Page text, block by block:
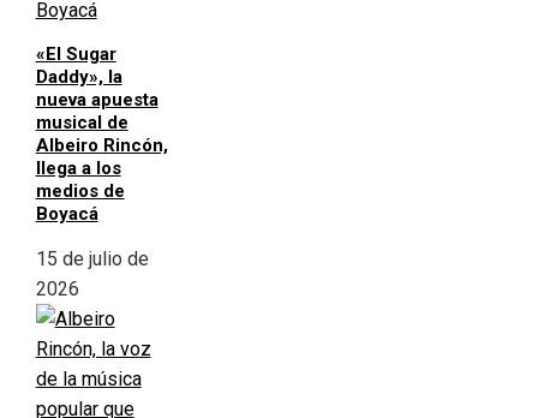
«El Sugar
Daddy», la
nueva apuesta
musical de
Albeiro Rincón,
llega a los
medios de
Boyacá
15 de julio de
2026